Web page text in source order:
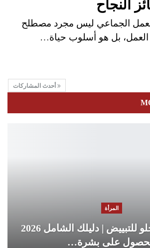
النجاح
الجماعي ليس مجرد مصطلح
العمل، بل هو أسلوب حياة…
أحدث المشاركات
المرأة
زيت اللوز الحلو للتبييض | دليلك الشامل 2026
على بشرة…